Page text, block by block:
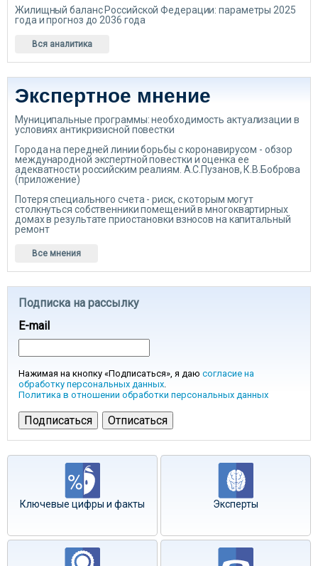
Жилищный баланс Российской Федерации: параметры 2025
года и прогноз до 2036 года
Вся аналитика
Экспертное мнение
Муниципальные программы: необходимость актуализации в
условиях антикризисной повестки
Города на передней линии борьбы с коронавирусом - обзор
международной экспертной повестки и оценка ее
адекватности российским реалиям. А.С.Пузанов, К.В.Боброва
(приложение)
Потеря специального счета - риск, с которым могут
столкнуться собственники помещений в многоквартирных
домах в результате приостановки взносов на капитальный
ремонт
Все мнения
Подписка на рассылку
E-mail
Нажимая на кнопку «Подписаться», я даю согласие на
обработку персональных данных.
Политика в отношении обработки персональных данных
Ключевые цифры и факты Эксперты